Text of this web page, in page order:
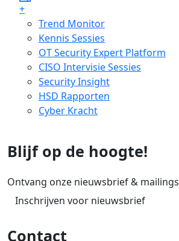
+
Trend Monitor
Kennis Sessies
OT Security Expert Platform
CISO Intervisie Sessies
Security Insight
HSD Rapporten
Cyber Kracht
Blijf op de hoogte!
Ontvang onze nieuwsbrief & mailings
Inschrijven voor nieuwsbrief
Contact